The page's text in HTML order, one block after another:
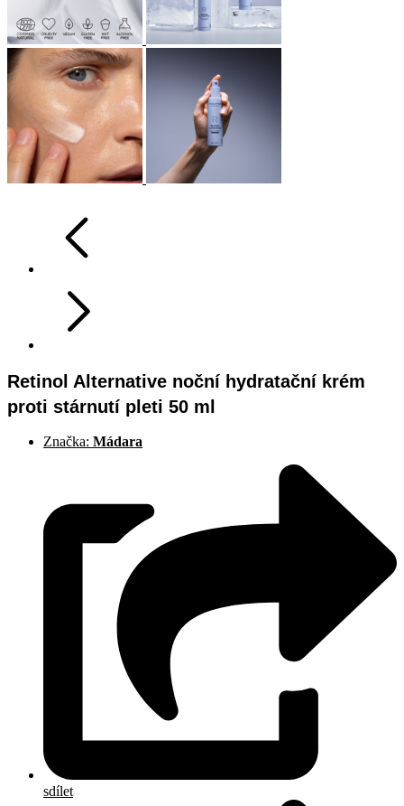
Retinol Alternative noční hydratační krém
proti stárnutí pleti 50 ml
Značka: Mádara
sdílet